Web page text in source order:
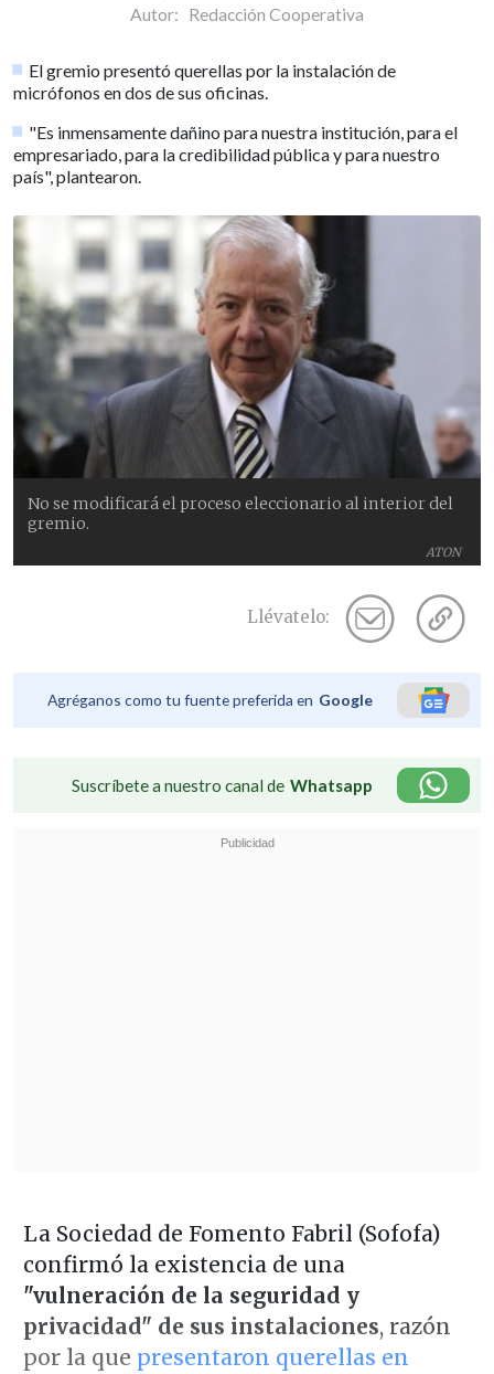
Autor: Redacción Cooperativa
El gremio presentó querellas por la instalación de
micrófonos en dos de sus oficinas.
"Es inmensamente dañino para nuestra institución, para el
empresariado, para la credibilidad pública y para nuestro
país", plantearon.
ATON
No se modificará el proceso eleccionario al interior del
gremio.
Llévatelo:
Agréganos como tu fuente preferida en Google
Suscríbete a nuestro canal de Whatsapp
La Sociedad de Fomento Fabril (Sofofa)
confirmó la existencia de una
"vulneración de la seguridad y
privacidad" de sus instalaciones, razón
por la que presentaron querellas en